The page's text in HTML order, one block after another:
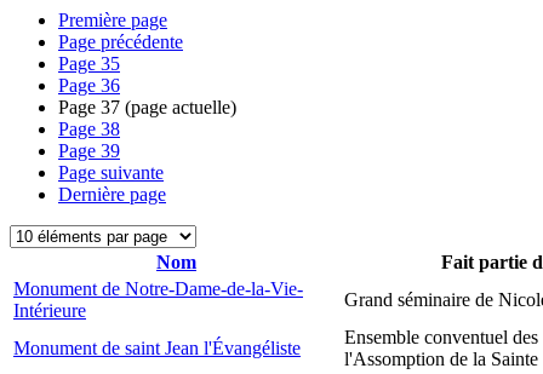
Première page
Page précédente
Page 35
Page 36
Page 37 (page actuelle)
Page 38
Page 39
Page suivante
Dernière page
Nom
Fait partie
Monument de Notre-Dame-de-la-Vie-
Intérieure
Grand séminaire de
Monument de saint Jean l'Évangéliste
Ensemble conventuel des
l'Assomption de la